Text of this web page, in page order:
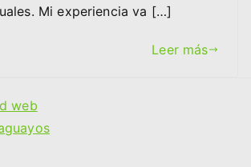
Mi experiencia va […]
Leer más
web